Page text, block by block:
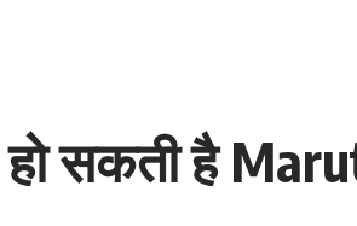
सकती है